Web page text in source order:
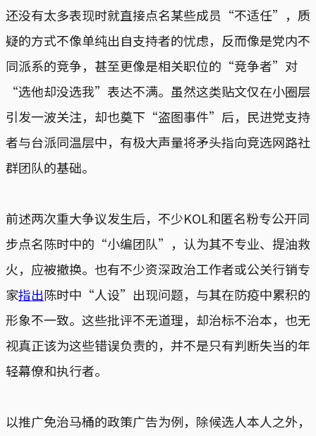
还没有太多表现时就直接点名某些成员“不适任”，质
疑的方式不像单纯出自支持者的忧虑，反而像是党内不
同派系的竞争，甚至更像是相关职位的“竞争者”对
“选他却没选我”表达不满。虽然这类贴文仅在小圈层
引发一波关注，却也奠下“盗图事件”后，民进党支持
者与台派同温层中，有极大声量将矛头指向竞选网路社
群团队的基础。
前述两次重大争议发生后，不少KOL和匿名粉专公开同
步点名陈时中的“小编团队”，认为其不专业、提油救
火，应被撤换。也有不少资深政治工作者或公关行销专
家指出陈时中“人设”出现问题，与其在防疫中累积的
形象不一致。这些批评不无道理，却治标不治本，也无
视真正该为这些错误负责的，并不是只有判断失当的年
轻幕僚和执行者。
以推广免治马桶的政策广告为例，除候选人本人之外，